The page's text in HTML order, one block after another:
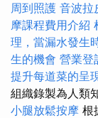
周到照護 音波拉
摩課程費用介紹
理，當漏水發生
生的機會 營業登
提升每道菜的呈
組織錄製為人類
小腿放鬆按摩 根